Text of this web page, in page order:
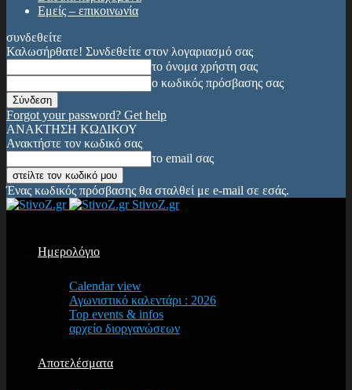
Εμείς – επικοινωνία
συνδεθείτε
Καλωσήρθατε! Συνδεθείτε στον λογαριασμό σας
το όνομα χρήστη σας
ο κωδικός πρόσβασης σας
Forgot your password? Get help
ΑΝΑΚΤΗΣΗ ΚΩΔΙΚΟΥ
Ανακτήστε τον κωδικό σας
το email σας
Ένας κωδικός πρόσβασης θα σταλθεί με e-mail σε εσάς.
StivoZ.gr
Ημερολόγιο
Calendar view
Αγωνιστικό καλεντάρι : 2026
Top events & infos
αρχείο διοργανώσεων
Αποτελέσματα